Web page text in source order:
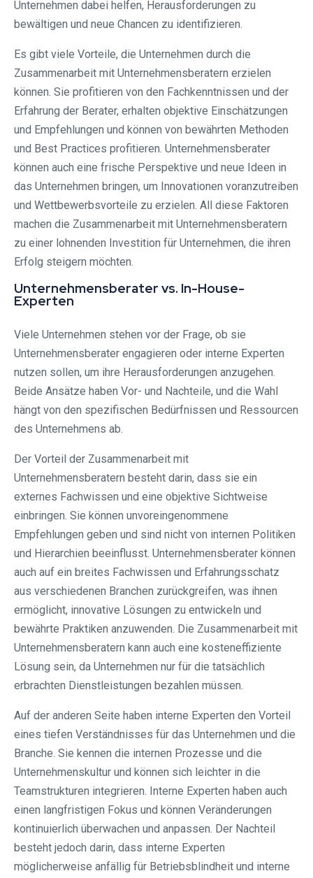
Unternehmen dabei helfen, Herausforderungen zu
bewältigen und neue Chancen zu identifizieren.
Es gibt viele Vorteile, die Unternehmen durch die
Zusammenarbeit mit Unternehmensberatern erzielen
können. Sie profitieren von den Fachkenntnissen und der
Erfahrung der Berater, erhalten objektive Einschätzungen
und Empfehlungen und können von bewährten Methoden
und Best Practices profitieren. Unternehmensberater
können auch eine frische Perspektive und neue Ideen in
das Unternehmen bringen, um Innovationen voranzutreiben
und Wettbewerbsvorteile zu erzielen. All diese Faktoren
machen die Zusammenarbeit mit Unternehmensberatern
zu einer lohnenden Investition für Unternehmen, die ihren
Erfolg steigern möchten.
Unternehmensberater vs. In-House-
Experten
Viele Unternehmen stehen vor der Frage, ob sie
Unternehmensberater engagieren oder interne Experten
nutzen sollen, um ihre Herausforderungen anzugehen.
Beide Ansätze haben Vor- und Nachteile, und die Wahl
hängt von den spezifischen Bedürfnissen und Ressourcen
des Unternehmens ab.
Der Vorteil der Zusammenarbeit mit
Unternehmensberatern besteht darin, dass sie ein
externes Fachwissen und eine objektive Sichtweise
einbringen. Sie können unvoreingenommene
Empfehlungen geben und sind nicht von internen Politiken
und Hierarchien beeinflusst. Unternehmensberater können
auch auf ein breites Fachwissen und Erfahrungsschatz
aus verschiedenen Branchen zurückgreifen, was ihnen
ermöglicht, innovative Lösungen zu entwickeln und
bewährte Praktiken anzuwenden. Die Zusammenarbeit mit
Unternehmensberatern kann auch eine kosteneffiziente
Lösung sein, da Unternehmen nur für die tatsächlich
erbrachten Dienstleistungen bezahlen müssen.
Auf der anderen Seite haben interne Experten den Vorteil
eines tiefen Verständnisses für das Unternehmen und die
Branche. Sie kennen die internen Prozesse und die
Unternehmenskultur und können sich leichter in die
Teamstrukturen integrieren. Interne Experten haben auch
einen langfristigen Fokus und können Veränderungen
kontinuierlich überwachen und anpassen. Der Nachteil
besteht jedoch darin, dass interne Experten
möglicherweise anfällig für Betriebsblindheit und interne